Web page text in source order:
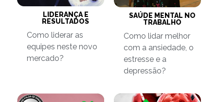
LIDERANÇA E
RESULTADOS
Como liderar as
equipes neste novo
mercado?
SAÚDE MENTAL NO
TRABALHO
Como lidar melhor
com a ansiedade, o
estresse e a
depressão?